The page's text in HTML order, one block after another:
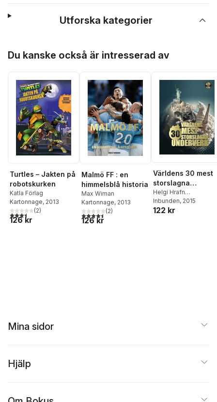
Utforska kategorier
Du kanske också är intresserad av
Turtles – Jakten på
robotskurken
Katla Förlag
Kartonnage, 2013
3,5utav 5 stjärnor. Totalt antal röster:
(2)
126 kr
Malmö FF : en
himmelsblå historia
Max Wiman
Kartonnage, 2013
4,5utav 5 stjärnor. Totalt antal röster:
(2)
126 kr
Världens 30 mest
storslagna
underverk
Helgi Hrafn
Gudmundsson
Inbunden, 2015
122 kr
Mina sidor
Hjälp